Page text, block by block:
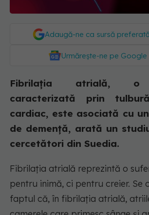
Adaugă-ne ca sursă
Urmărește-ne pe
Fibrilația atrială, o
caracterizată prin
cardiac, este asociată cu
de demență, arată un
cercetători din Suedia.
Fibrilația atrială reprezintă o
pentru inimă, ci pentru creier. Se
faptul că, în fibrilația atrială,